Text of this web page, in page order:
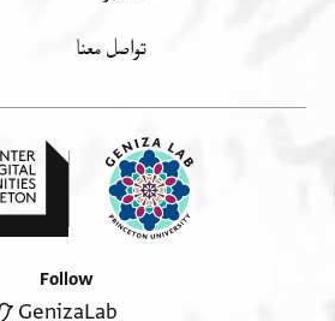
تواصل معنا
Follow
GenizaLab